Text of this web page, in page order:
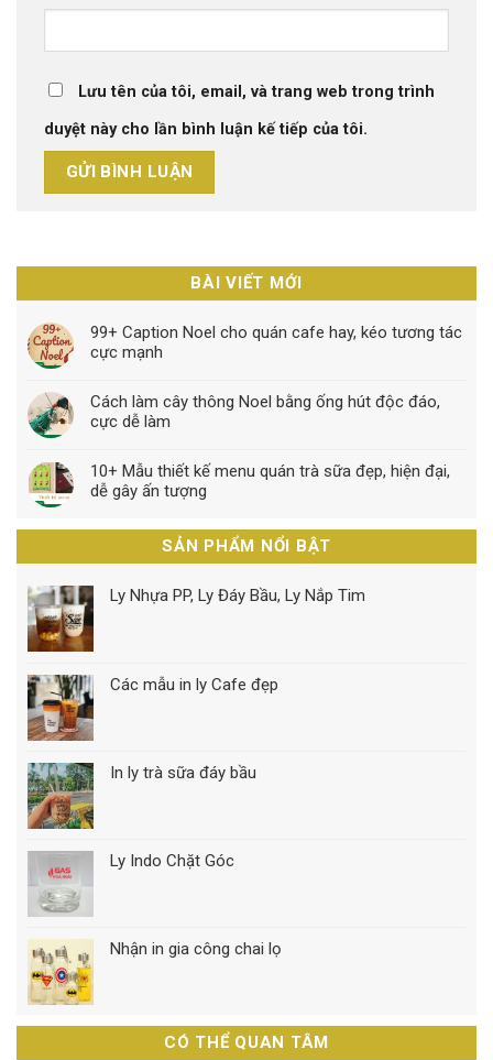
Lưu tên của tôi, email, và trang web trong trình
duyệt này cho lần bình luận kế tiếp của tôi.
BÀI VIẾT MỚI
99+ Caption Noel cho quán cafe hay, kéo tương tác
cực mạnh
Cách làm cây thông Noel bằng ống hút độc đáo,
cực dễ làm
10+ Mẫu thiết kế menu quán trà sữa đẹp, hiện đại,
dễ gây ấn tượng
SẢN PHẨM NỔI BẬT
Ly Nhựa PP, Ly Đáy Bầu, Ly Nắp Tim
Các mẫu in ly Cafe đẹp
In ly trà sữa đáy bầu
Ly Indo Chặt Góc
Nhận in gia công chai lọ
CÓ THỂ QUAN TÂM